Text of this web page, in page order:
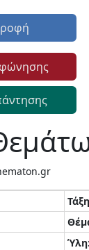
Ύλη: